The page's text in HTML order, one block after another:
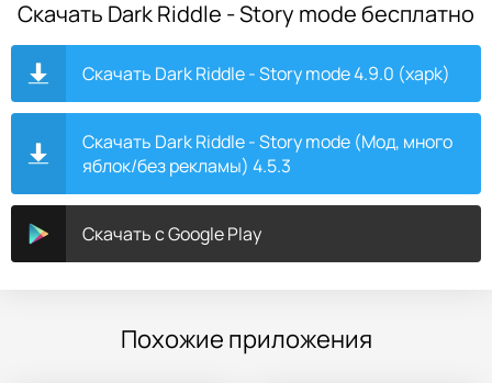
Скачать Dark Riddle - Story mode бесплатно
Скачать Dark Riddle - Story mode 4.9.0 (xapk)
Скачать Dark Riddle - Story mode (Мод, много
яблок/без рекламы) 4.5.3
Скачать с Google Play
Похожие приложения